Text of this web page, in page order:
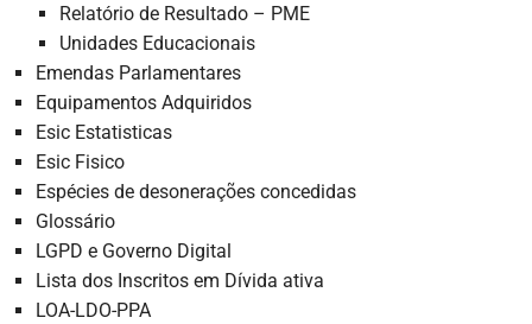
Relatório de Resultado – PME
Unidades Educacionais
Emendas Parlamentares
Equipamentos Adquiridos
Esic Estatisticas
Esic Fisico
Espécies de desonerações concedidas
Glossário
LGPD e Governo Digital
Lista dos Inscritos em Dívida ativa
LOA-LDO-PPA